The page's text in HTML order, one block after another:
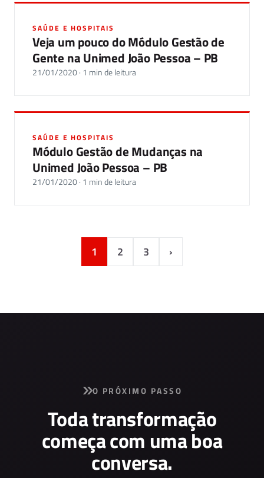
SAÚDE E HOSPITAIS
Veja um pouco do Módulo Gestão de
Gente na Unimed João Pessoa – PB
21/01/2020 · 1 min de leitura
SAÚDE E HOSPITAIS
Módulo Gestão de Mudanças na
Unimed João Pessoa – PB
21/01/2020 · 1 min de leitura
1 2 3 ›
O PRÓXIMO PASSO
Toda transformação
começa com uma boa
conversa.